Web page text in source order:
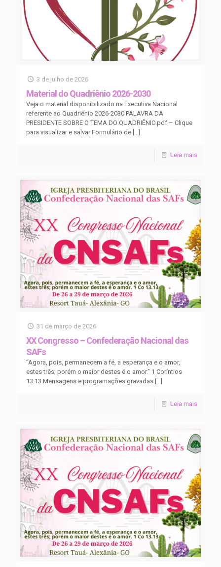
3 de julho de 2026
Material do Quadriênio 2026-2030
Veja o material disponibilizado na Executiva Nacional
referente ao Quadriênio 2026-2030 PALAVRA DA
PRESIDENTE SOBRE O TEMA DO QUADRIÊNIO.pdf – Clique
para visualizar e salvar Formulário de […]
Leia mais
31 de março de 2026
XX Congresso – Confederação Nacional das
SAFs
“Agora, pois, permanecem a fé, a esperança e o amor,
estes três; porém o maior destes é o amor.” 1 Coríntios
13.13 Mensagens e programações gravadas […]
Leia mais